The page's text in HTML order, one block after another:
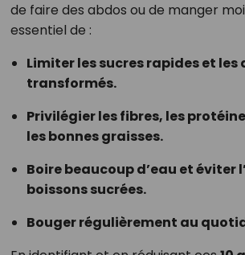
de faire des abdos ou de manger
essentiel de :
Limiter les sucres rapides et
transformés.
Privilégier les fibres, les
les bonnes graisses.
Boire beaucoup d’eau et éviter
boissons sucrées.
Bouger régulièrement au